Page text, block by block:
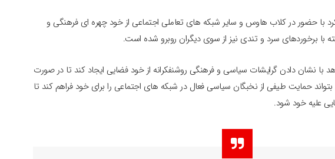
با حضور در کلاب هاوس و سایر شبکه های تعاملی اجتماعی از خود چهره ای فرهنگی و
با برخوردهای سرد و تندی نیز از سوی دیگران روبرو شده است.
با نشان دادن گرایشات سیاسی و فرهنگی روشنفکرانه از خود فضایی ایجاد کند تا در صورت
حمایت طیفی از نخبگان سیاسی فعال در شبکه های اجتماعی را برای خود فراهم کند تا
علیه خود شود.